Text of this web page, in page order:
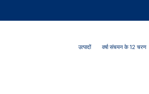
उत्पादों वर्षा संचयन के 12 चरण